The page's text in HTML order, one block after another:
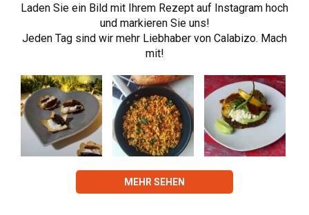
Laden Sie ein Bild mit Ihrem Rezept auf Instagram hoch
und markieren Sie uns!
Jeden Tag sind wir mehr Liebhaber von Calabizo. Mach
mit!
MEHR SEHEN